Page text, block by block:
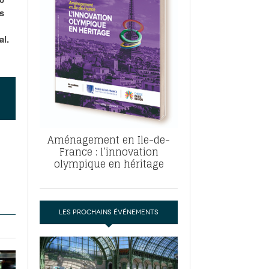
pour
2026
ABF, ZAC : F. Vauglin détaille sa
pour l’urbanisme parisien- 17
de la tech et de la finance
marché de la location de luxe-
Aménagement en Ile-de-
France : l’innovation
olympique en héritage
LES PROCHAINS ÉVÉNEMENTS